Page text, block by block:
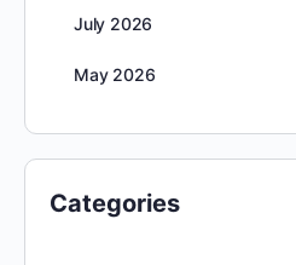
July 2026
May 2026
Categories